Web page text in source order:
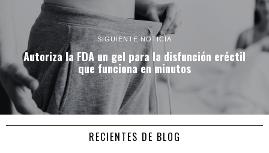
SIGUIENTE NOTICIA
Autoriza la FDA un gel para la disfunción eréctil
que funciona en minutos
RECIENTES DE BLOG